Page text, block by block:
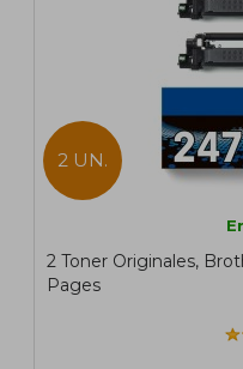
2 UN.
2 Toner Originales,
Pages